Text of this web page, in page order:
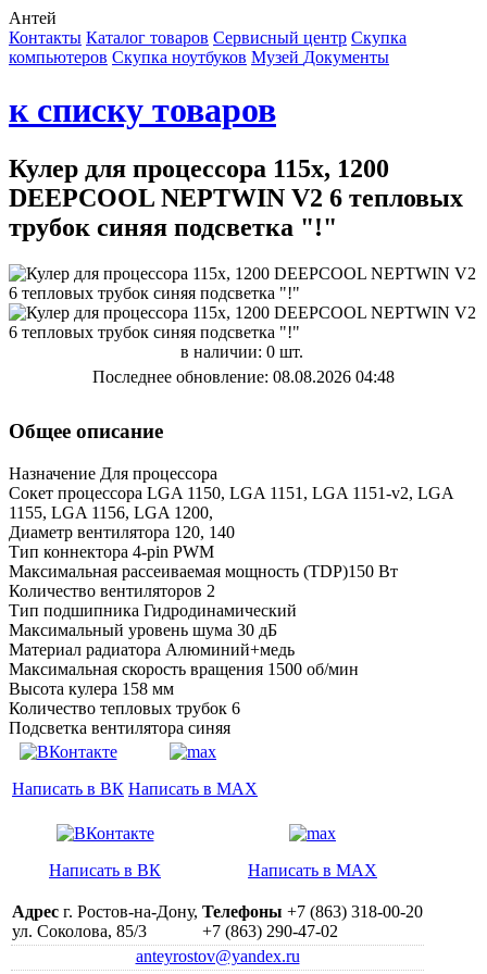
Антей
Контакты Каталог товаров Сервисный центр Cкупка
компьютеров Cкупка ноутбуков Музей Документы
к списку товаров
Кулер для процессора 115x, 1200
DEEPCOOL NEPTWIN V2 6 тепловых
трубок синяя подсветка "!"
в наличии: 0 шт.
Последнее обновление: 08.08.2026 04:48
Общее описание
Назначение Для процессора
Сокет процессора LGA 1150, LGA 1151, LGA 1151-v2, LGA
1155, LGA 1156, LGA 1200,
Диаметр вентилятора 120, 140
Тип коннектора 4-pin PWM
Максимальная рассеиваемая мощность (TDP)150 Вт
Количество вентиляторов 2
Тип подшипника Гидродинамический
Максимальный уровень шума 30 дБ
Материал радиатора Алюминий+медь
Максимальная скорость вращения 1500 об/мин
Высота кулера 158 мм
Количество тепловых трубок 6
Подсветка вентилятора синяя
Написать в ВК Написать в MAX
Написать в ВК Написать в MAX
Адрес г. Ростов-на-Дону,
ул. Соколова, 85/3
Телефоны +7 (863) 318-00-20
+7 (863) 290-47-02
anteyrostov@yandex.ru